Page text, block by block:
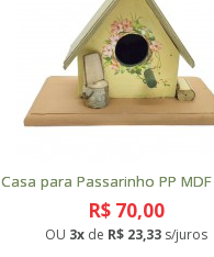
Casa para Passarinho PP
R$ 70,00
OU 3x de R$ 23,33 s/juros